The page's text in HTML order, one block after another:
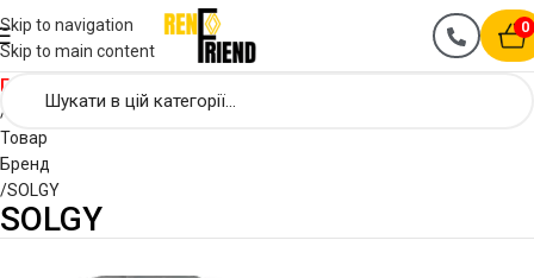
Skip to navigation
Skip to main content
0
Головна
Товар
Бренд
SOLGY
SOLGY